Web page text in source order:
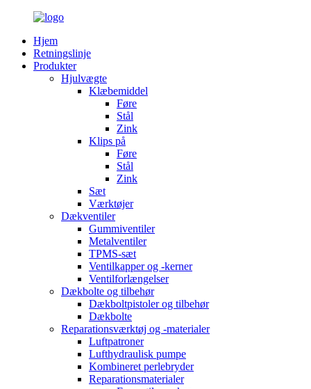
Hjem
Retningslinje
Produkter
Hjulvægte
Klæbemiddel
Føre
Stål
Zink
Klips på
Føre
Stål
Zink
Sæt
Værktøjer
Dækventiler
Gummiventiler
Metalventiler
TPMS-sæt
Ventilkapper og -kerner
Ventilforlængelser
Dækbolte og tilbehør
Dækboltpistoler og tilbehør
Dækbolte
Reparationsværktøj og -materialer
Luftpatroner
Lufthydraulisk pumpe
Kombineret perlebryder
Reparationsmaterialer